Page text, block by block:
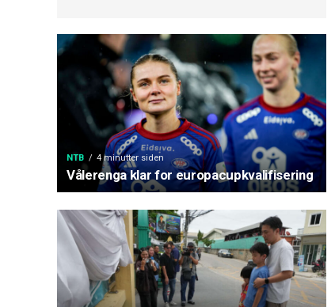
NTB 4 minutter siden
Vålerenga klar for europacupkvalifisering